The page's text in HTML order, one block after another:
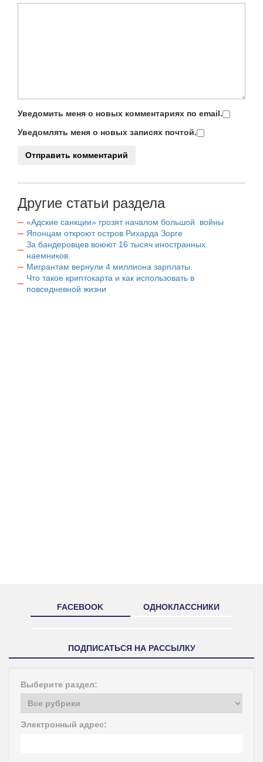
Уведомить меня о новых комментариях по email.
Уведомлять меня о новых записях почтой.
Другие статьи раздела
«Адские санкции» грозят началом большой войны
Японцам откроют остров Рихарда Зорге
За бандеровцев воюют 16 тысяч иностранных
наемников.
Мигрантам вернули 4 миллиона зарплаты.
Что такое криптокарта и как использовать в
повседневной жизни
FACEBOOK ОДНОКЛАССНИКИ
ПОДПИСАТЬСЯ НА РАССЫЛКУ
Выберите раздел:
Электронный адрес: